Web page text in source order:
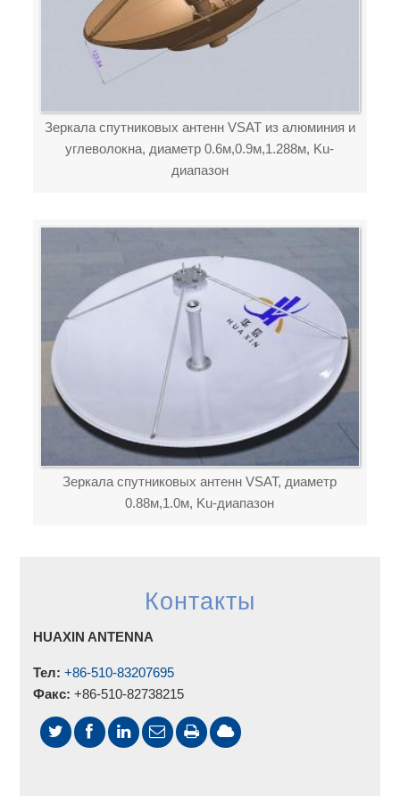
Зеркала спутниковых антенн VSAT из алюминия и
углеволокна, диаметр 0.6м,0.9м,1.288м, Ku-
диапазон
Зеркала спутниковых антенн VSAT, диаметр
0.88м,1.0м, Ku-диапазон
Контакты
HUAXIN ANTENNA
Тел: +86-510-83207695
Факс: +86-510-82738215